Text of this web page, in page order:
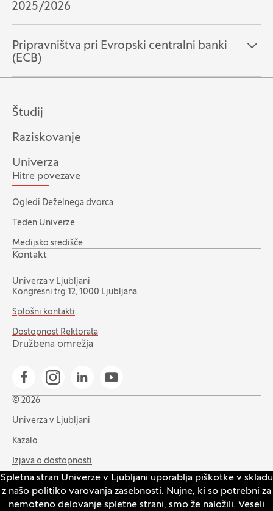
Spletna stran Univerze v Ljubljani uporablja piškotke v skladu
z našo politiko varovanja zasebnosti. Nujne, ki so potrebni za
nemoteno delovanje spletne strani, smo že naložili. Veseli
2025/2026
Odpri razdelek:
Zapri razdelek:
Pripravništva pri Evropski centralni banki
(ECB)
Študij
Raziskovanje
Univerza
Hitre povezave
Ogledi Deželnega dvorca
Teden Univerze
Medijsko središče
Kontakt
Univerza v Ljubljani
Kongresni trg 12, 1000 Ljubljana
Splošni kontakti
Dostopnost Rektorata
Družbena omrežja
Pojdi na našo Facebook stran
Pojdi na našo Instagram stran
Pojdi na Linkedin stran
Pojdi na YouTube stran
© 2026
Univerza v Ljubljani
Kazalo
Izjava o dostopnosti
Varstvo zasebnosti in piškotkov
Intranet